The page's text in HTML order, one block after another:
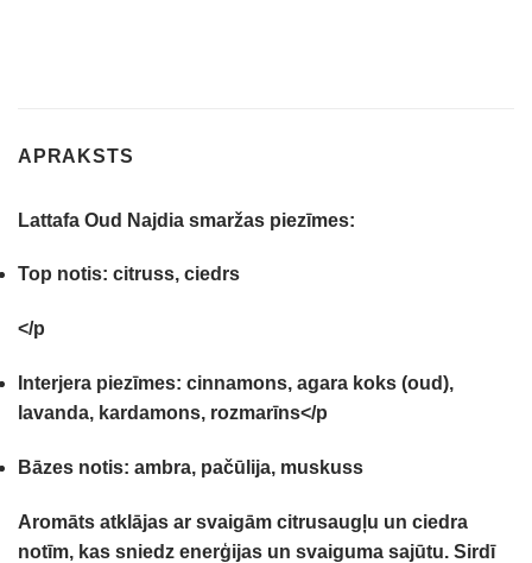
APRAKSTS
Lattafa Oud Najdia smaržas piezīmes:
Top notis: citruss, ciedrs
</p
Interjera piezīmes: cinnamons, agara koks (oud),
lavanda, kardamons, rozmarīns</p
Bāzes notis: ambra, pačūlija, muskuss
Aromāts atklājas ar svaigām citrusaugļu un ciedra
notīm, kas sniedz enerģijas un svaiguma sajūtu. Sirdī